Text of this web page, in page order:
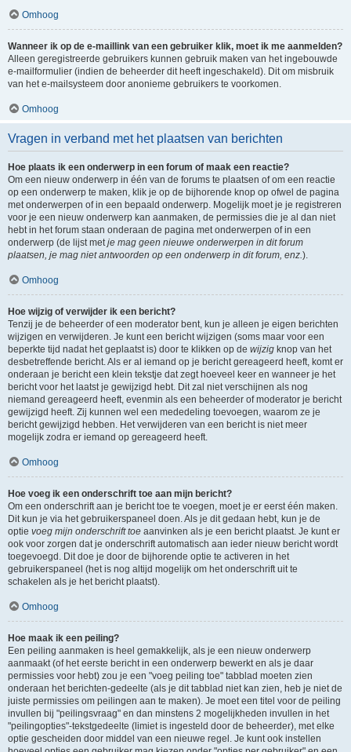
Omhoog
Wanneer ik op de e-maillink van een gebruiker klik, moet ik me aanmelden?
Alleen geregistreerde gebruikers kunnen gebruik maken van het ingebouwde
e-mailformulier (indien de beheerder dit heeft ingeschakeld). Dit om misbruik
van het e-mailsysteem door anonieme gebruikers te voorkomen.
Omhoog
Vragen in verband met het plaatsen van berichten
Hoe plaats ik een onderwerp in een forum of maak een reactie?
Om een nieuw onderwerp in één van de forums te plaatsen of om een reactie
op een onderwerp te maken, klik je op de bijhorende knop op ofwel de pagina
met onderwerpen of in een bepaald onderwerp. Mogelijk moet je je registreren
voor je een nieuw onderwerp kan aanmaken, de permissies die je al dan niet
hebt in het forum staan onderaan de pagina met onderwerpen of in een
onderwerp (de lijst metje mag geen nieuwe onderwerpen in dit forum
plaatsen, je mag niet antwoorden op een onderwerp in dit forum, enz.).
Omhoog
Hoe wijzig of verwijder ik een bericht?
Tenzij je de beheerder of een moderator bent, kun je alleen je eigen berichten
wijzigen en verwijderen. Je kunt een bericht wijzigen (soms maar voor een
beperkte tijd nadat het geplaatst is) door te klikken op de wijzig knop van het
desbetreffende bericht. Als er al iemand op je bericht gereageerd heeft, komt er
onderaan je bericht een klein tekstje dat zegt hoeveel keer en wanneer je het
bericht voor het laatst je gewijzigd hebt. Dit zal niet verschijnen als nog
niemand gereageerd heeft, evenmin als een beheerder of moderator je bericht
gewijzigd heeft. Zij kunnen wel een mededeling toevoegen, waarom ze je
bericht gewijzigd hebben. Het verwijderen van een bericht is niet meer
mogelijk zodra er iemand op gereageerd heeft.
Omhoog
Hoe voeg ik een onderschrift toe aan mijn bericht?
Om een onderschrift aan je bericht toe te voegen, moet je er eerst één maken.
Dit kun je via het gebruikerspaneel doen. Als je dit gedaan hebt, kun je de
optie voeg mijn onderschrift toe aanvinken als je een bericht plaatst. Je kunt er
ook voor zorgen dat je onderschrift automatisch aan ieder nieuw bericht wordt
toegevoegd. Dit doe je door de bijhorende optie te activeren in het
gebruikerspaneel (het is nog altijd mogelijk om het onderschrift uit te
schakelen als je het bericht plaatst).
Omhoog
Hoe maak ik een peiling?
Een peiling aanmaken is heel gemakkelijk, als je een nieuw onderwerp
aanmaakt (of het eerste bericht in een onderwerp bewerkt en als je daar
permissies voor hebt) zou je een "voeg peiling toe" tabblad moeten zien
onderaan het berichten-gedeelte (als je dit tabblad niet kan zien, heb je niet de
juiste permissies om peilingen aan te maken). Je moet een titel voor de peiling
invullen bij "peilingsvraag" en dan minstens 2 mogelijkheden invullen in het
"peilingopties"-tekstgedeelte (limiet is ingesteld door de beheerder), met elke
optie gescheiden door middel van een nieuwe regel. Je kunt ook instellen